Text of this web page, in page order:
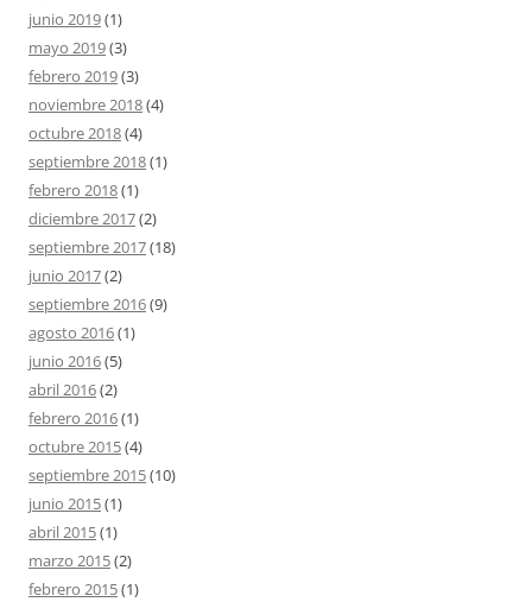
junio 2019(1)
mayo 2019(3)
febrero 2019(3)
noviembre 2018(4)
octubre 2018(4)
septiembre 2018(1)
febrero 2018(1)
diciembre 2017(2)
septiembre 2017(18)
junio 2017(2)
septiembre 2016(9)
agosto 2016(1)
junio 2016(5)
abril 2016(2)
febrero 2016(1)
octubre 2015(4)
septiembre 2015(10)
junio 2015(1)
abril 2015(1)
marzo 2015(2)
febrero 2015(1)